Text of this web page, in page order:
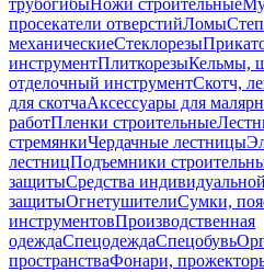
трубогибыНожи строительные
просекатели отверстийЛомы
механическиеСтеклорезы
инструментПлиткорезыКельмы,
отделочный инструментСкотч,
для скотчаАксессуары для
работПленки строительные
стремянкиЧердачные лестницы
лестницПодъемники
защитыСредства индивидуальной
защитыОгнетушителиСумки,
инструментовПроизводственная
одеждаСпецодеждаСпецобувь
пространстваФонари,